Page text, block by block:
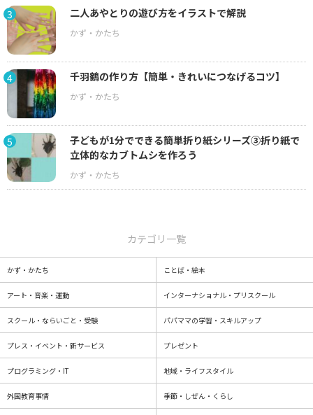
3 二人あやとりの遊び方をイラストで解説
4 千羽鶴の作り方【簡単・きれいにつなげるコツ】
5
子どもが1分でできる簡単折り紙シリーズ③折り紙で
立体的なカブトムシを作ろう
カテゴリ一覧
かず・かたち ことば・絵本
アート・音楽・運動 インターナショナル・プリスクール
スクール・ならいごと・受験 パパママの学習・スキルアップ
プレス・イベント・新サービス プレゼント
プログラミング・IT 地域・ライフスタイル
外国教育事情 季節・しぜん・くらし